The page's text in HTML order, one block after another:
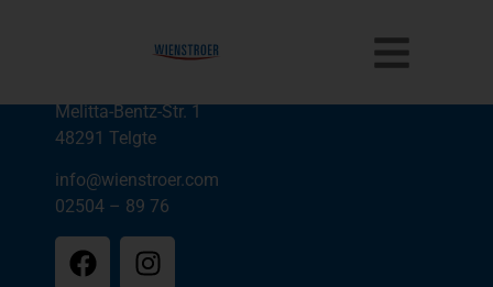
Melitta-Bentz-Str. 1
48291 Telgte
info@wienstroer.com
02504 – 89 76